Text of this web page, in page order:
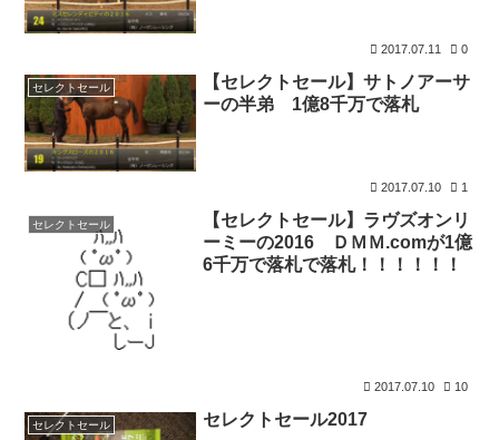
2017.07.11 0
セレクトセール
【セレクトセール】サトノアーサ
ーの半弟 1億8千万で落札
2017.07.10 1
セレクトセール
【セレクトセール】ラヴズオンリ
ーミーの2016 ＤＭＭ.comが1億
6千万で落札で落札！！！！！！
2017.07.10 10
セレクトセール セレクトセール2017